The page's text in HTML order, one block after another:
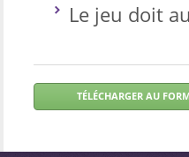
Le jeu doit